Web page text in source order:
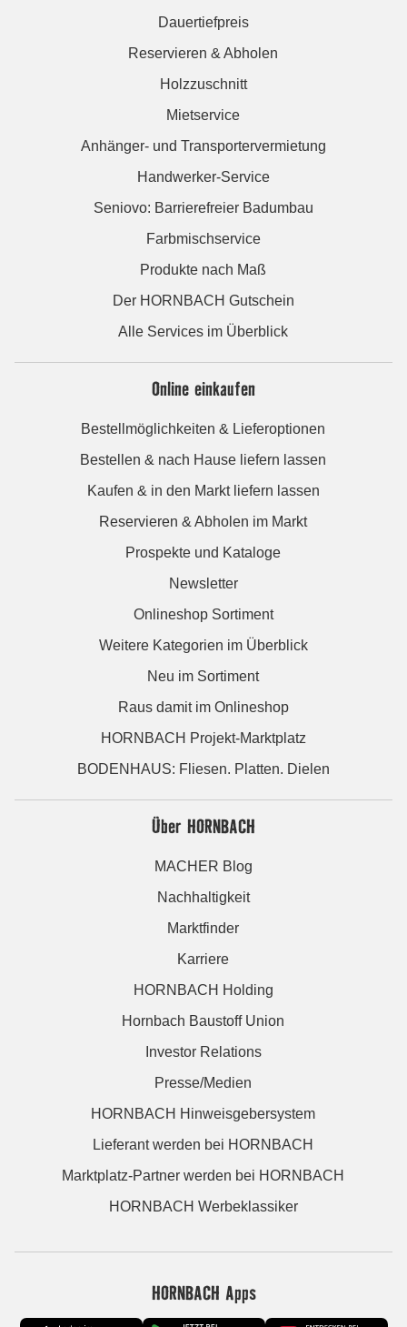
Dauertiefpreis
Reservieren & Abholen
Holzzuschnitt
Mietservice
Anhänger- und Transportervermietung
Handwerker-Service
Seniovo: Barrierefreier Badumbau
Farbmischservice
Produkte nach Maß
Der HORNBACH Gutschein
Alle Services im Überblick
Online einkaufen
Bestellmöglichkeiten & Lieferoptionen
Bestellen & nach Hause liefern lassen
Kaufen & in den Markt liefern lassen
Reservieren & Abholen im Markt
Prospekte und Kataloge
Newsletter
Onlineshop Sortiment
Weitere Kategorien im Überblick
Neu im Sortiment
Raus damit im Onlineshop
HORNBACH Projekt-Marktplatz
BODENHAUS: Fliesen. Platten. Dielen
Über HORNBACH
MACHER Blog
Nachhaltigkeit
Marktfinder
Karriere
HORNBACH Holding
Hornbach Baustoff Union
Investor Relations
Presse/Medien
HORNBACH Hinweisgebersystem
Lieferant werden bei HORNBACH
Marktplatz-Partner werden bei HORNBACH
HORNBACH Werbeklassiker
HORNBACH Apps